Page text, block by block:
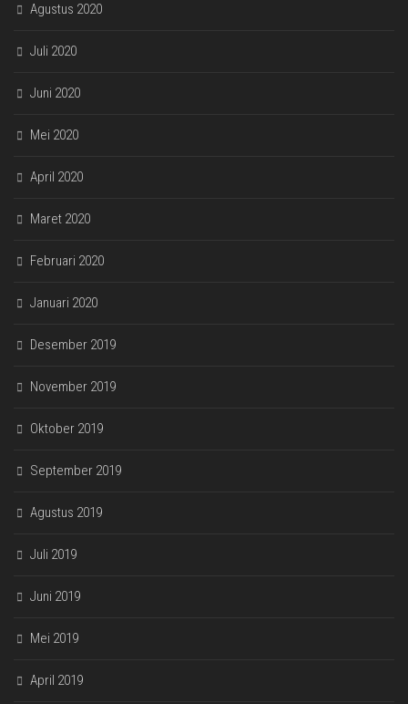
Agustus 2020
Juli 2020
Juni 2020
Mei 2020
April 2020
Maret 2020
Februari 2020
Januari 2020
Desember 2019
November 2019
Oktober 2019
September 2019
Agustus 2019
Juli 2019
Juni 2019
Mei 2019
April 2019